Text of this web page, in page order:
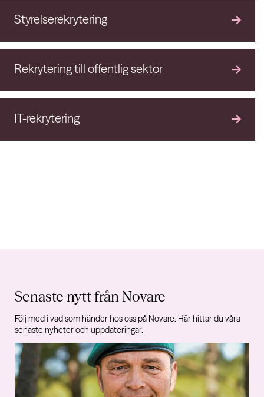
Styrelserekrytering
Rekrytering till offentlig sektor
IT-rekrytering
Senaste nytt från Novare
Följ med i vad som händer hos oss på Novare. Här hittar du våra
senaste nyheter och uppdateringar.